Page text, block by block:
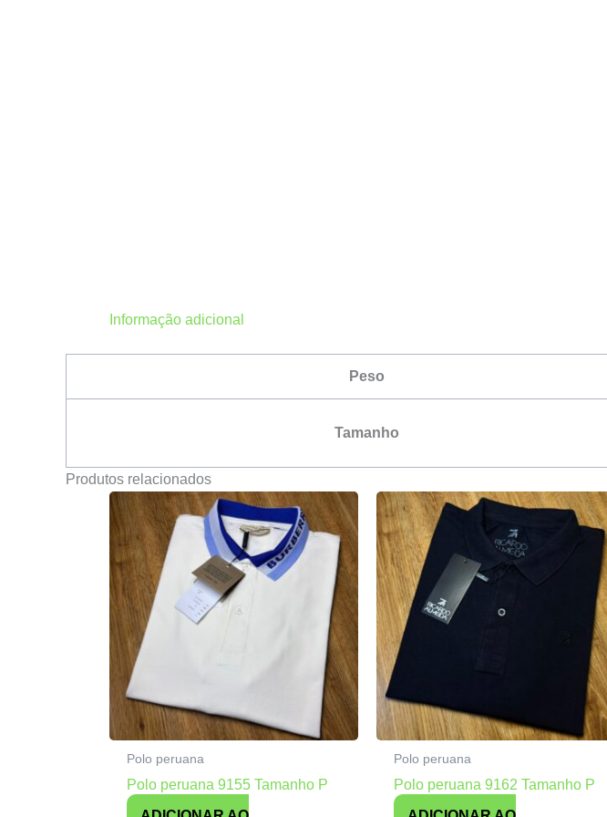
Informação adicional
Peso
Tamanho
Produtos relacionados
Polo peruana
Polo peruana 9155 Tamanho P
Polo peruana
Polo peruana 9162 Tamanho P